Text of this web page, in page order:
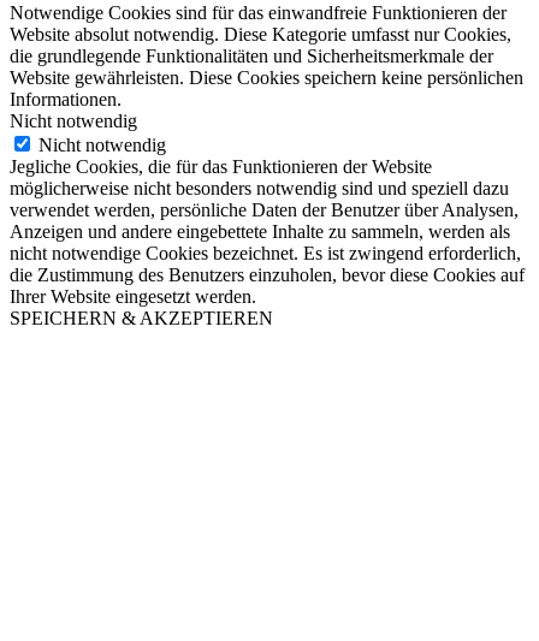
Notwendige Cookies sind für das einwandfreie Funktionieren der
Website absolut notwendig. Diese Kategorie umfasst nur Cookies,
die grundlegende Funktionalitäten und Sicherheitsmerkmale der
Website gewährleisten. Diese Cookies speichern keine persönlichen
Informationen.
Nicht notwendig
Nicht notwendig
Jegliche Cookies, die für das Funktionieren der Website
möglicherweise nicht besonders notwendig sind und speziell dazu
verwendet werden, persönliche Daten der Benutzer über Analysen,
Anzeigen und andere eingebettete Inhalte zu sammeln, werden als
nicht notwendige Cookies bezeichnet. Es ist zwingend erforderlich,
die Zustimmung des Benutzers einzuholen, bevor diese Cookies auf
Ihrer Website eingesetzt werden.
SPEICHERN & AKZEPTIEREN